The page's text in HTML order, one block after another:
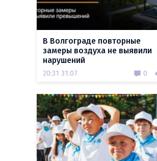
В Волгограде повторные
замеры воздуха не выявили
нарушений
20:31 31.07 0